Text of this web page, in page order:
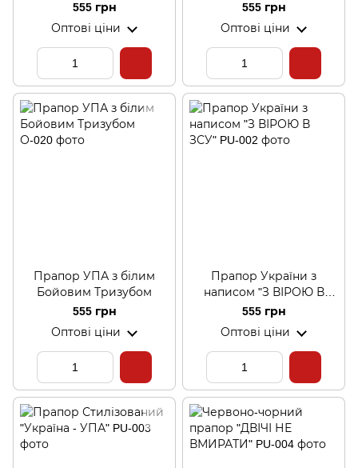
555 грн
Оптові ціни
555 грн
Оптові ціни
Прапор УПА з білим
Бойовим Тризубом
555 грн
Оптові ціни
Прапор України з
написом "З ВІРОЮ В
ЗСУ"
555 грн
Оптові ціни